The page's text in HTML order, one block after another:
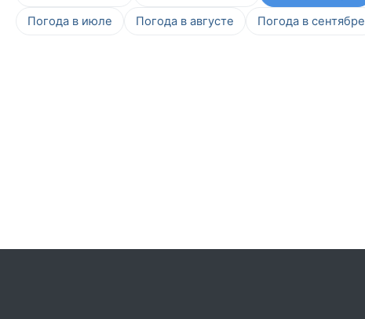
Погода в июле
Погода в августе Погода в сентябре